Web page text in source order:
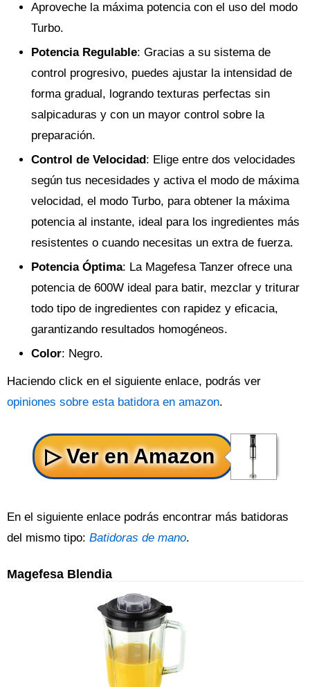
Aproveche la máxima potencia con el uso del modo
Turbo.
Potencia Regulable: Gracias a su sistema de
control progresivo, puedes ajustar la intensidad de
forma gradual, logrando texturas perfectas sin
salpicaduras y con un mayor control sobre la
preparación.
Control de Velocidad: Elige entre dos velocidades
según tus necesidades y activa el modo de máxima
velocidad, el modo Turbo, para obtener la máxima
potencia al instante, ideal para los ingredientes más
resistentes o cuando necesitas un extra de fuerza.
Potencia Óptima: La Magefesa Tanzer ofrece una
potencia de 600W ideal para batir, mezclar y triturar
todo tipo de ingredientes con rapidez y eficacia,
garantizando resultados homogéneos.
Color: Negro.
Haciendo click en el siguiente enlace, podrás ver
opiniones sobre esta batidora en amazon.
En el siguiente enlace podrás encontrar más batidoras
del mismo tipo: Batidoras de mano.
Magefesa Blendia